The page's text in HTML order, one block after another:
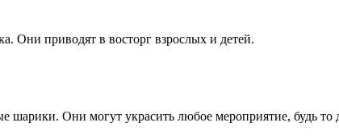
Они приводят в восторг взрослых и детей.
Они могут украсить любое мероприятие, будь то